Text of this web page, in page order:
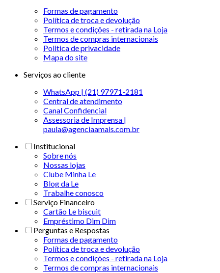
Formas de pagamento
Política de troca e devolução
Termos e condições - retirada na Loja
Termos de compras internacionais
Politica de privacidade
Mapa do site
Serviços ao cliente
WhatsApp | (21) 97971-2181
Central de atendimento
Canal Confidencial
Assessoria de Imprensa |
paula@agenciaamais.com.br
Institucional
Sobre nós
Nossas lojas
Clube Minha Le
Blog da Le
Trabalhe conosco
Serviço Financeiro
Cartão Le biscuit
Empréstimo Dim Dim
Perguntas e Respostas
Formas de pagamento
Política de troca e devolução
Termos e condições - retirada na Loja
Termos de compras internacionais